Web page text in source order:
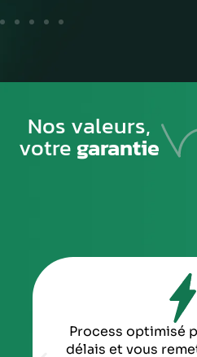
Nos valeurs,
votregarantie
Process optimisé
délais et vous